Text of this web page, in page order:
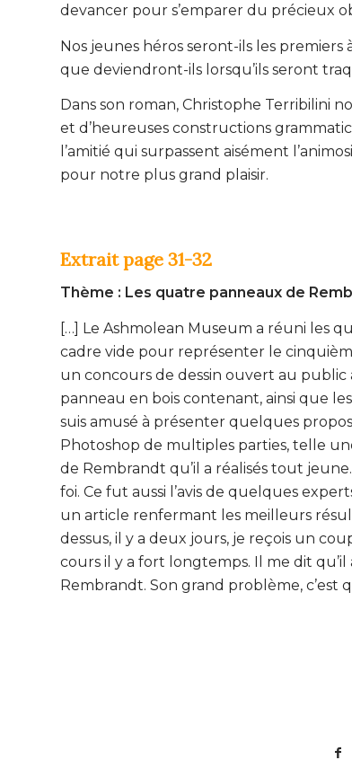
devancer pour s’emparer du précieux
Nos jeunes héros seront-ils les
que deviendront-ils lorsqu’ils seront
Dans son roman, Christophe Terribilini
et d’heureuses constructions
l’amitié qui surpassent aisément
pour notre plus grand plaisir.
Extrait page 31-32
Thème : Les quatre panneaux de
[…] Le Ashmolean Museum a réuni les
cadre vide pour représenter le
un concours de dessin ouvert au
panneau en bois contenant, ainsi que
suis amusé à présenter quelques
Photoshop de multiples parties, telle
de Rembrandt qu’il a réalisés tout
foi. Ce fut aussi l’avis de quelques
un article renfermant les meilleurs
dessus, il y a deux jours, je reçois un
cours il y a fort longtemps. Il me dit qu’il
Rembrandt. Son grand problème, c’est